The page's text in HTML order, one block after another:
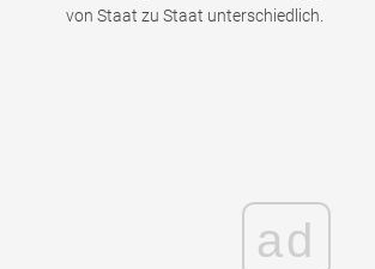
von Staat zu Staat unterschiedlich.
ad